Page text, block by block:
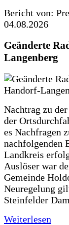
Bericht von:
04.08.2026
Geänderte
Langenberg
Nachtrag zu
der
es Nachfragen
nachfolgenden
Landkreis
Auslöser war
Gemeinde
Neuregelung
Steinfelder
Weiterlesen